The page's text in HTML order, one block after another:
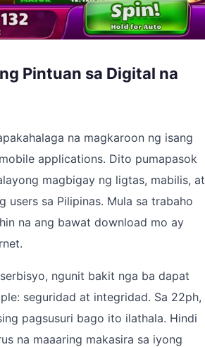
Pintuan sa Digital na
na magkaroon ng isang
applications. Dito pumapasok
magbigay ng ligtas, mabilis, at
sa Pilipinas. Mula sa trabaho
na ang bawat download mo ay
ngunit bakit nga ba dapat
seguridad at integridad. Sa 22ph,
pagsusuri bago ito ilathala. Hindi
na maaaring makasira sa iyong